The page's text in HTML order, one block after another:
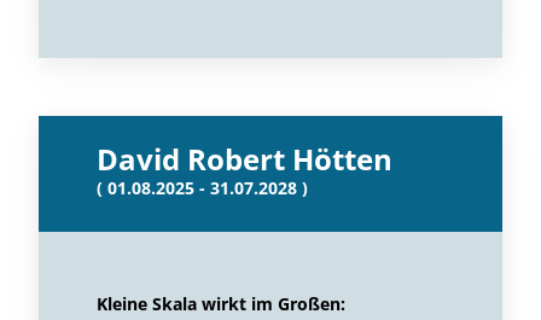
David Robert Hötten
( 01.08.2025 - 31.07.2028 )
Kleine Skala wirkt im Großen: